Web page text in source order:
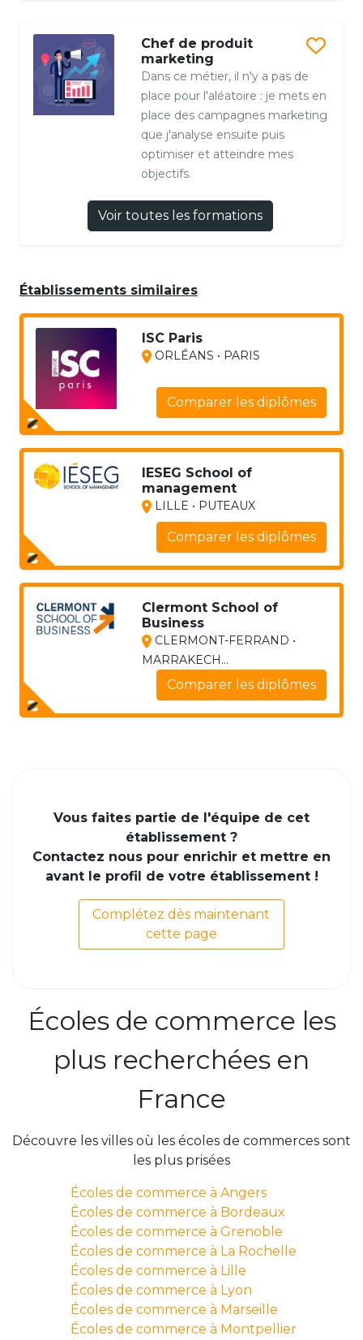
Chef de produit
marketing
Dans ce métier, il n'y a pas de
place pour l'aléatoire : je mets en
place des campagnes marketing
que j'analyse ensuite puis
optimiser et atteindre mes
objectifs.
Voir toutes les formations
Établissements similaires
ISC Paris
ORLÉANS • PARIS
Comparer les diplômes
IESEG School of
management
LILLE • PUTEAUX
Comparer les diplômes
Clermont School of
Business
CLERMONT-FERRAND •
MARRAKECH...
Comparer les diplômes
Vous faites partie de l'équipe de cet
établissement ?
Contactez nous pour enrichir et mettre en
avant le profil de votre établissement !
Complétez dès maintenant
cette page
Écoles de commerce les
plus recherchées en
France
Découvre les villes où les écoles de commerces sont
les plus prisées
Écoles de commerce à Angers
Écoles de commerce à Bordeaux
Écoles de commerce à Grenoble
Écoles de commerce à La Rochelle
Écoles de commerce à Lille
Écoles de commerce à Lyon
Écoles de commerce à Marseille
Écoles de commerce à Montpellier